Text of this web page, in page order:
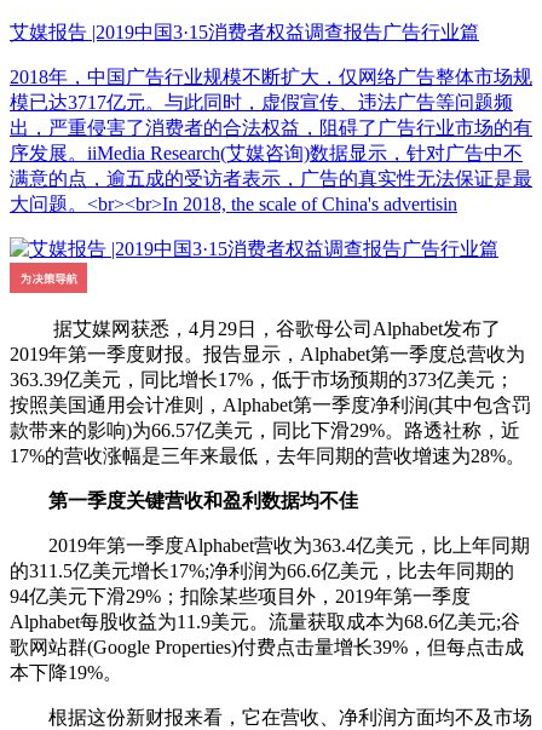
艾媒报告 |2019中国3·15消费者权益调查报告广告行业篇
2018年，中国广告行业规模不断扩大，仅网络广告整体市场规
模已达3717亿元。与此同时，虚假宣传、违法广告等问题频
出，严重侵害了消费者的合法权益，阻碍了广告行业市场的有
序发展。iiMedia Research(艾媒咨询)数据显示，针对广告中不
满意的点，逾五成的受访者表示，广告的真实性无法保证是最
大问题。<br><br>In 2018, the scale of China's advertisin
据艾媒网获悉，4月29日，谷歌母公司Alphabet发布了
2019年第一季度财报。报告显示，Alphabet第一季度总营收为
363.39亿美元，同比增长17%，低于市场预期的373亿美元；
按照美国通用会计准则，Alphabet第一季度净利润(其中包含罚
款带来的影响)为66.57亿美元，同比下滑29%。路透社称，近
17%的营收涨幅是三年来最低，去年同期的营收增速为28%。
第一季度关键营收和盈利数据均不佳
2019年第一季度Alphabet营收为363.4亿美元，比上年同期
的311.5亿美元增长17%;净利润为66.6亿美元，比去年同期的
94亿美元下滑29%；扣除某些项目外，2019年第一季度
Alphabet每股收益为11.9美元。流量获取成本为68.6亿美元;谷
歌网站群(Google Properties)付费点击量增长39%，但每点击成
本下降19%。
根据这份新财报来看，它在营收、净利润方面均不及市场